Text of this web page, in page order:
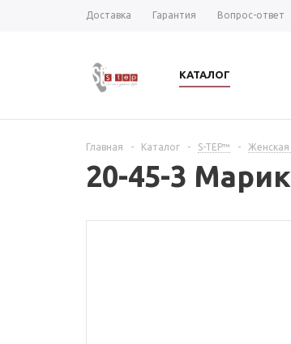
Доставка Гарантия Вопрос-ответ
КАТАЛОГ
Главная - Каталог - S-TEP™ -
20-45-3